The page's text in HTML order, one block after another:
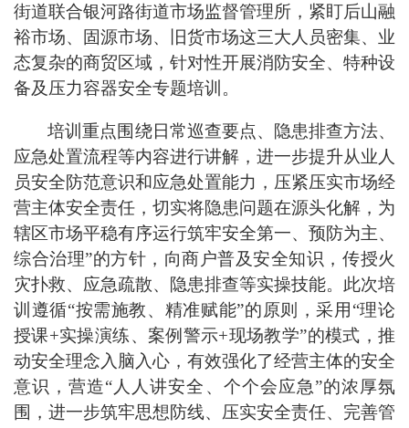
街道联合银河路街道市场监督管理所，紧盯后山融
裕市场、固源市场、旧货市场这三大人员密集、业
态复杂的商贸区域，针对性开展消防安全、特种设
备及压力容器安全专题培训。
培训重点围绕日常巡查要点、隐患排查方法、
应急处置流程等内容进行讲解，进一步提升从业人
员安全防范意识和应急处置能力，压紧压实市场经
营主体安全责任，切实将隐患问题在源头化解，为
辖区市场平稳有序运行筑牢安全第一、预防为主、
综合治理”的方针，向商户普及安全知识，传授火
灾扑救、应急疏散、隐患排查等实操技能。此次培
训遵循“按需施教、精准赋能”的原则，采用“理论
授课+实操演练、案例警示+现场教学”的模式，推
动安全理念入脑入心，有效强化了经营主体的安全
意识，营造“ 人人讲安全、个个会应急”的浓厚氛
围，进一步筑牢思想防线、压实安全责任、完善管